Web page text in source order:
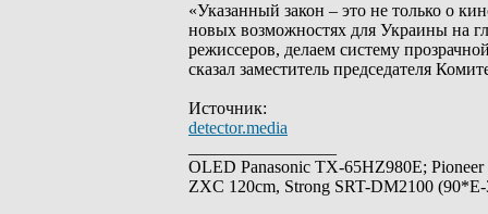
«Указанный закон – это не только о
новых возможностях для Украины на
режиссеров, делаем систему
сказал заместитель председателя
Источник:
detector.media
OLED Panasonic TX-65HZ980E;
ZXC 120cm, Strong SRT-DM2100